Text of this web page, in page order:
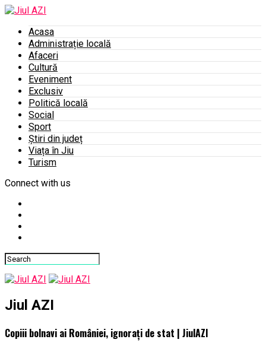
Acasa
Administrație locală
Afaceri
Cultură
Eveniment
Exclusiv
Politică locală
Social
Sport
Știri din județ
Viața în Jiu
Turism
Connect with us
Jiul AZI
Copiii bolnavi ai României, ignorați de stat | JiulAZI